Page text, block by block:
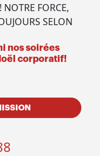
FORCE,
SELON
nos soirées
corporatif!